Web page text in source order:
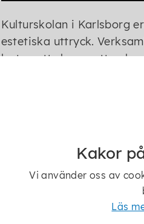
Kulturskolan i Karlsborg
estetiska uttryck.
lusten att skapa, uttrycka
Kulturskolan drivs av
Har du
Kakor
Vi använder oss av
Läs